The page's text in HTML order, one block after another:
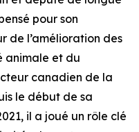
pour son
de l’amélioration des
animale et du
canadien de la
le début de sa
il a joué un rôle clé